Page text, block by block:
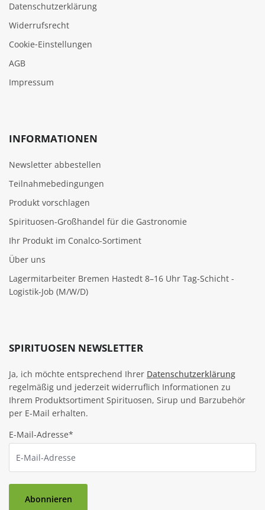
Datenschutzerklärung
Widerrufsrecht
Cookie‑Einstellungen
AGB
Impressum
INFORMATIONEN
Newsletter abbestellen
Teilnahmebedingungen
Produkt vorschlagen
Spirituosen-Großhandel für die Gastronomie
Ihr Produkt im Conalco-Sortiment
Über uns
Lagermitarbeiter Bremen Hastedt 8–16 Uhr Tag-Schicht -
Logistik-Job (M/W/D)
SPIRITUOSEN NEWSLETTER
Ja, ich möchte entsprechend Ihrer Datenschutzerklärung
regelmäßig und jederzeit widerruflich Informationen zu
Ihrem Produktsortiment Spirituosen, Sirup und Barzubehör
per E-Mail erhalten.
E-Mail-Adresse*
Abonnieren